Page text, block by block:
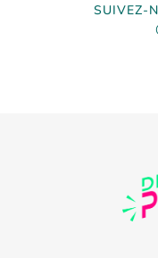
SUIVEZ-